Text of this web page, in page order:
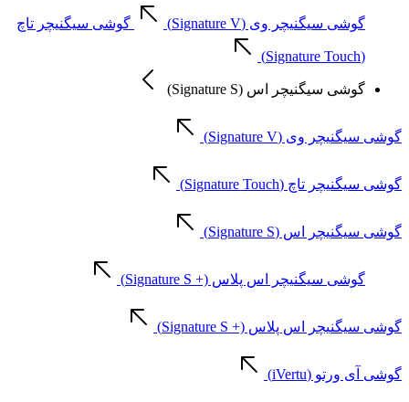
گوشی سیگنیچر وی (Signature V) گوشی سیگنیچر تاچ
(Signature Touch)
گوشی سیگنیچر اس (Signature S)
گوشی سیگنیچر وی (Signature V)
گوشی سیگنیچر تاچ (Signature Touch)
گوشی سیگنیچر اس (Signature S)
گوشی سیگنیچر اس پلاس (+ Signature S)
گوشی سیگنیچر اس پلاس (+ Signature S)
گوشی آی ورتو (iVertu)